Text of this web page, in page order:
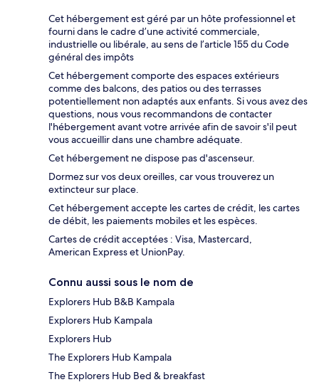
Cet hébergement est géré par un hôte professionnel et
fourni dans le cadre d’une activité commerciale,
industrielle ou libérale, au sens de l’article 155 du Code
général des impôts
Cet hébergement comporte des espaces extérieurs
comme des balcons, des patios ou des terrasses
potentiellement non adaptés aux enfants. Si vous avez des
questions, nous vous recommandons de contacter
l'hébergement avant votre arrivée afin de savoir s'il peut
vous accueillir dans une chambre adéquate.
Cet hébergement ne dispose pas d'ascenseur.
Dormez sur vos deux oreilles, car vous trouverez un
extincteur sur place.
Cet hébergement accepte les cartes de crédit, les cartes
de débit, les paiements mobiles et les espèces.
Cartes de crédit acceptées : Visa, Mastercard,
American Express et UnionPay.
Connu aussi sous le nom de
Explorers Hub B&B Kampala
Explorers Hub Kampala
Explorers Hub
The Explorers Hub Kampala
The Explorers Hub Bed & breakfast